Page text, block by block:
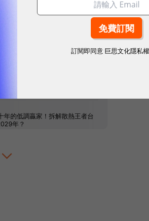
訂閱即同意 巨思文化隱私